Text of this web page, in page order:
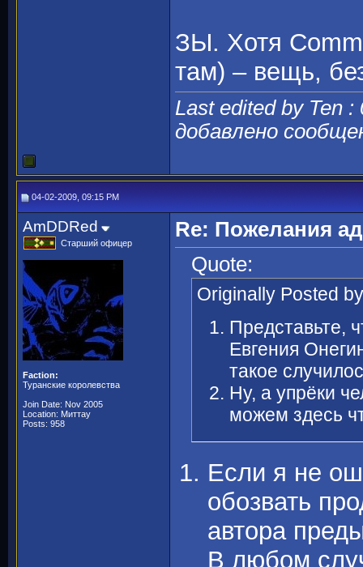
ЗЫ. Хотя
там) – вещь,
Last edited by Ten
добавлено
04-02-2009, 09:15 PM
AmDDRed
Старший офицер
Faction:
Туранские королевства
Join Date: Nov 2005
Location: Миттау
Posts: 958
Re: Пожелания
Quote:
Originally Posted
Представьте,
Евгения
такое
Ну, а упрёки
можем здесь
Если я не
обозвать
автора
В любом